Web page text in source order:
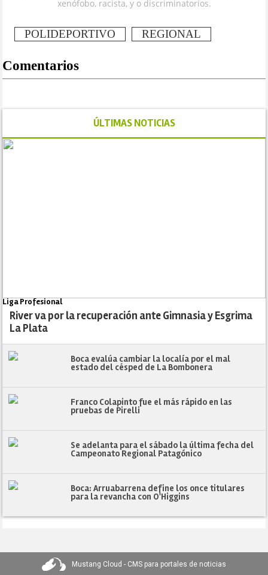
xenófobo, racista, y o discriminatorios.
POLIDEPORTIVO REGIONAL
Comentarios
ÚLTIMAS NOTICIAS
Liga Profesional
River va por la recuperación ante Gimnasia y Esgrima
La Plata
Boca evalúa cambiar la localía por el mal
estado del césped de La Bombonera
Franco Colapinto fue el más rápido en las
pruebas de Pirelli
Se adelanta para el sábado la última fecha del
Campeonato Regional Patagónico
Boca: Arruabarrena define los once titulares
para la revancha con O'Higgins
Mustang Cloud - CMS para portales de noticias